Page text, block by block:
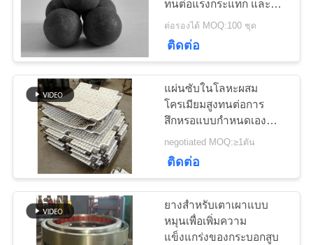
ราคา
แผนผัง
เว็บไซต์
PRIVACY
POLICY
โรงบดแร่
268
ทนต่อแรงกระแทก และ
ทนทานการสวม
ต่อรองได้ MOQ:100 ชุด
ติดต่อ
แผ่นซับในโลหะผสม
โครเมียมสูงทนต่อการ
สึกหรอแบบกำหนดเอง
สำหรับโม่บอล
negotiated MOQ:≥1ตัน
ติดต่อ
ยางสำหรับเตาเผาแบบ
หมุนเพื่อเพิ่มความ
แข็งแกร่งของกระบอกสูบ